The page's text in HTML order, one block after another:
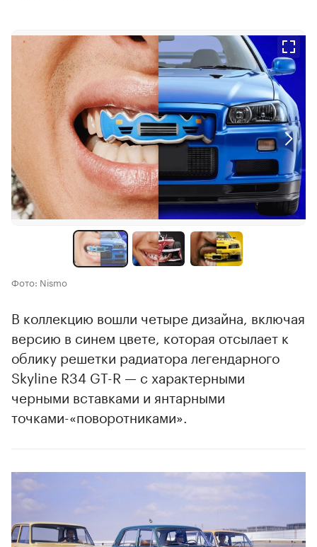
Фото: Nismo
В коллекцию вошли четыре дизайна, включая
версию в синем цвете, которая отсылает к
облику решетки радиатора легендарного
Skyline R34 GT-R — с характерными
черными вставками и янтарными
точками-«поворотниками».